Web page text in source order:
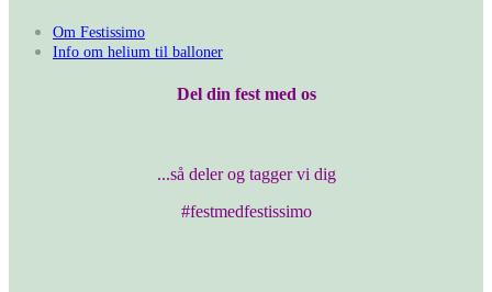
Om Festissimo
Info om helium til balloner
Del din fest med os
...så deler og tagger vi dig
#festmedfestissimo